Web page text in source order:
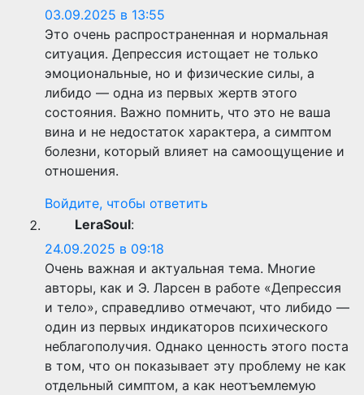
03.09.2025 в 13:55
Это очень распространенная и нормальная
ситуация. Депрессия истощает не только
эмоциональные, но и физические силы, а
либидо — одна из первых жертв этого
состояния. Важно помнить, что это не ваша
вина и не недостаток характера, а симптом
болезни, который влияет на самоощущение и
отношения.
Войдите, чтобы ответить
LeraSoul:
24.09.2025 в 09:18
Очень важная и актуальная тема. Многие
авторы, как и Э. Ларсен в работе «Депрессия
и тело», справедливо отмечают, что либидо —
один из первых индикаторов психического
неблагополучия. Однако ценность этого поста
в том, что он показывает эту проблему не как
отдельный симптом, а как неотъемлемую